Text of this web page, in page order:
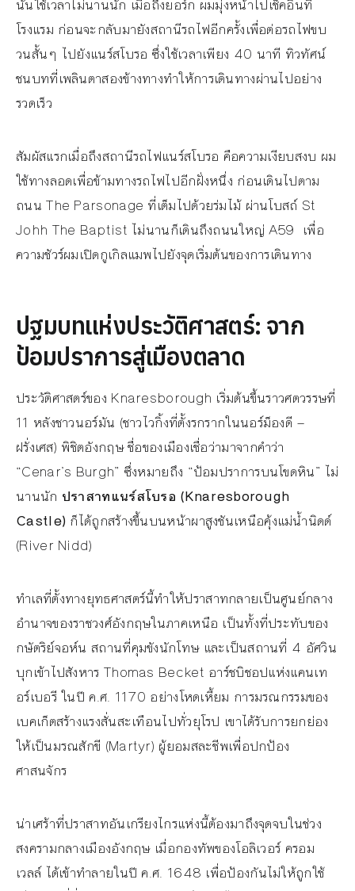
นั้นใช้เวลาไม่นานนัก เมื่อถึงยอร์ก ผมมุ่งหน้าไปเช็คอินที่
โรงแรม ก่อนจะกลับมายังสถานีรถไฟอีกครั้งเพื่อต่อรถไฟขบ
วนสั้นๆ ไปยังแนร์สโบรอ ซึ่งใช้เวลาเพียง 40 นาที ทิวทัศน์
ชนบทที่เพลินตาสองข้างทางทำให้การเดินทางผ่านไปอย่าง
รวดเร็ว
สัมผัสแรกเมื่อถึงสถานีรถไฟแนร์สโบรอ คือความเงียบสงบ ผม
ใช้ทางลอดเพื่อข้ามทางรถไฟไปอีกฝั่งหนึ่ง ก่อนเดินไปตาม
ถนน The Parsonage ที่เต็มไปด้วยร่มไม้ ผ่านโบสถ์ St
Johh The Baptist ไม่นานก็เดินถึงถนนใหญ่ A59 เพื่อ
ความชัวร์ผมเปิดกูเกิลแมพไปยังจุดเริ่มต้นของการเดินทาง
ปฐมบทแห่งประวัติศาสตร์: จาก
ป้อมปราการสู่เมืองตลาด
ประวัติศาสตร์ของ Knaresborough เริ่มต้นขึ้นราวศตวรรษที่
11 หลังชาวนอร์มัน (ชาวไวกิ้งที่ตั้งรกรากในนอร์ม็องดี —
ฝรั่งเศส) พิชิตอังกฤษ ชื่อของเมืองเชื่อว่ามาจากคำว่า
“Cenar’s Burgh” ซึ่งหมายถึง “ป้อมปราการบนโขดหิน” ไม่
นานนัก ปราสาทแนร์สโบรอ (Knaresborough
Castle) ก็ได้ถูกสร้างขึ้นบนหน้าผาสูงชันเหนือคุ้งแม่น้ำนิดด์
(River Nidd)
ทำเลที่ตั้งทางยุทธศาสตร์นี้ทำให้ปราสาทกลายเป็นศูนย์กลาง
อำนาจของราชวงศ์อังกฤษในภาคเหนือ เป็นทั้งที่ประทับของ
กษัตริย์จอห์น สถานที่คุมขังนักโทษ และเป็นสถานที่ 4 อัศวิน
บุกเข้าไปสังหาร Thomas Becket อาร์ชบิชอปแห่งแคนเท
อร์เบอรี ในปี ค.ศ. 1170 อย่างโหดเหี้ยม การมรณกรรมของ
เบคเก็ตสร้างแรงสั่นสะเทือนไปทั่วยุโรป เขาได้รับการยกย่อง
ให้เป็นมรณสักขี (Martyr) ผู้ยอมสละชีพเพื่อปกป้อง
ศาสนจักร
น่าเศร้าที่ปราสาทอันเกรียงไกรแห่งนี้ต้องมาถึงจุดจบในช่วง
สงครามกลางเมืองอังกฤษ เมื่อกองทัพของโอลิเวอร์ ครอม
เวลล์ ได้เข้าทำลายในปี ค.ศ. 1648 เพื่อป้องกันไม่ให้ถูกใช้